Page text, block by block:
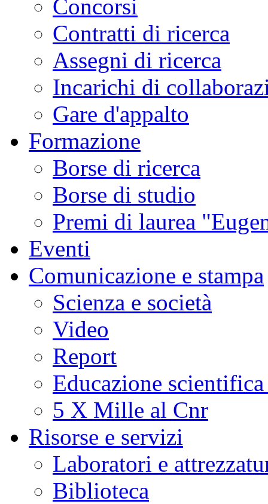
Concorsi
Contratti di ricerca
Assegni di ricerca
Incarichi di
Gare d'appalto
Formazione
Borse di ricerca
Borse di studio
Premi di laurea
Eventi
Comunicazione e stampa
Scienza e società
Video
Report
Educazione
5 X Mille al Cnr
Risorse e servizi
Laboratori e
Biblioteca